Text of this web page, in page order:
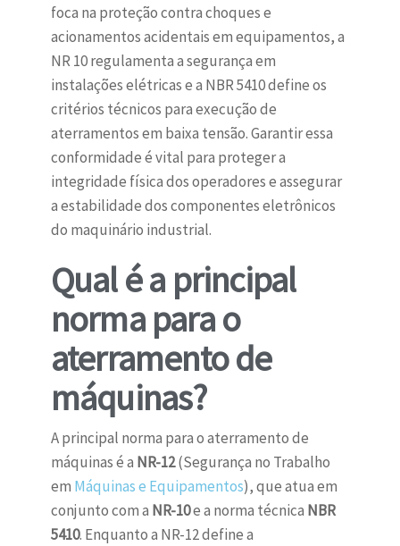
foca na proteção contra choques e
acionamentos acidentais em equipamentos, a
NR 10 regulamenta a segurança em
instalações elétricas e a NBR 5410 define os
critérios técnicos para execução de
aterramentos em baixa tensão. Garantir essa
conformidade é vital para proteger a
integridade física dos operadores e assegurar
a estabilidade dos componentes eletrônicos
do maquinário industrial.
Qual é a principal
norma para o
aterramento de
máquinas?
A principal norma para o aterramento de
máquinas é a NR-12(Segurança no Trabalho
em Máquinas e Equipamentos), que atua em
conjunto com a NR-10e a norma técnica NBR
5410. Enquanto a NR-12 define a